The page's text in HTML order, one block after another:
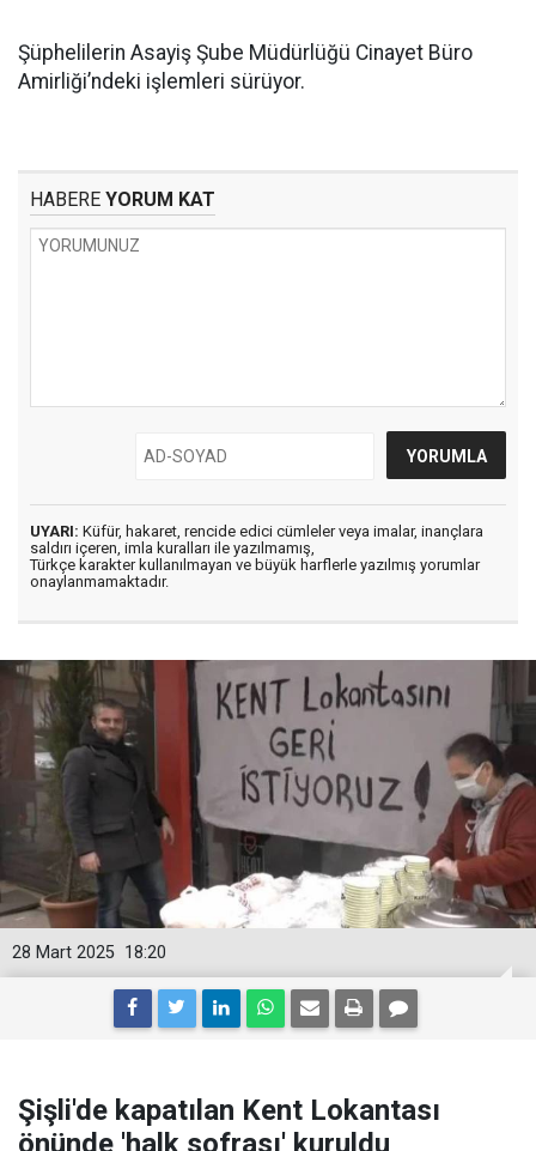
Şüphelilerin Asayiş Şube Müdürlüğü Cinayet Büro
Amirliği’ndeki işlemleri sürüyor.
HABERE YORUM KAT
UYARI: Küfür, hakaret, rencide edici cümleler veya imalar, inançlara
saldırı içeren, imla kuralları ile yazılmamış,
Türkçe karakter kullanılmayan ve büyük harflerle yazılmış yorumlar
onaylanmamaktadır.
18:20
28 Mart 2025
Şişli'de kapatılan Kent Lokantası
önünde 'halk sofrası' kuruldu